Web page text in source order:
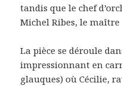
tandis que le chef
Michel Ribes, le maître
La pièce se déroule
impressionnant en
glauques) où Cécilie,